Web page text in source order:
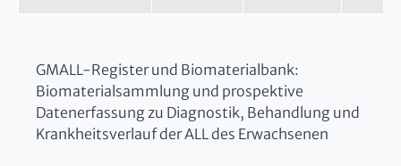
GMALL-Register und Biomaterialbank:
Biomaterialsammlung und prospektive
Datenerfassung zu Diagnostik, Behandlung und
Krankheitsverlauf der ALL des Erwachsenen